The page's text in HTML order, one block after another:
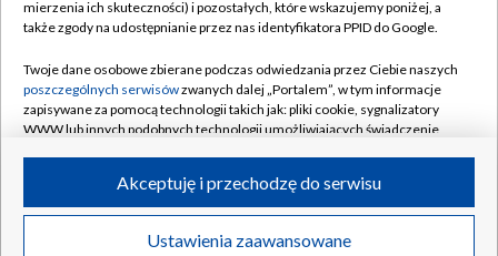
Naziemna Telewizja Cyfrowa
Rada Programowa
System NOS
Informacje o nadawcy
Program dla prasy
Pomoc
Kontakt
Kanały
©2026 Telewizja Polska S.A. w likwidacji
mierzenia ich skuteczności) i pozostałych, które wskazujemy poniżej, a
także zgody na udostępnianie przez nas identyfikatora PPID do Google.
Twoje dane osobowe zbierane podczas odwiedzania przez Ciebie naszych
poszczególnych serwisówzwanych dalej „Portalem”, w tym informacje
zapisywane za pomocą technologii takich jak: pliki cookie, sygnalizatory
WWW lub innych podobnych technologii umożliwiających świadczenie
ruchu w Internecie.
Twoje dane osobowe zbierane podczas odwiedzania przez Ciebie
poszczególnych serwisówna Portalu, takie jak adresy IP, identyfikatory
Ustawienia zaawansowane
Akceptuję i przechodzę do serwisu